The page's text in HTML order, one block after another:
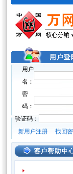
用户
名：
密
码：
验证码：
新用户注册
找回